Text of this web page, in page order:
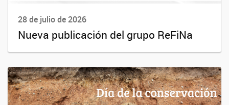
28 de julio de 2026
Nueva publicación del grupo ReFiNa